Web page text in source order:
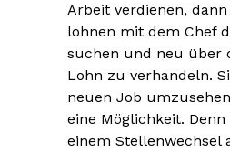
Arbeit verdienen,
lohnen mit dem Chef
suchen und neu über
Lohn zu verhandeln.
neuen Job
eine Möglichkeit.
einem Stellenwechsel